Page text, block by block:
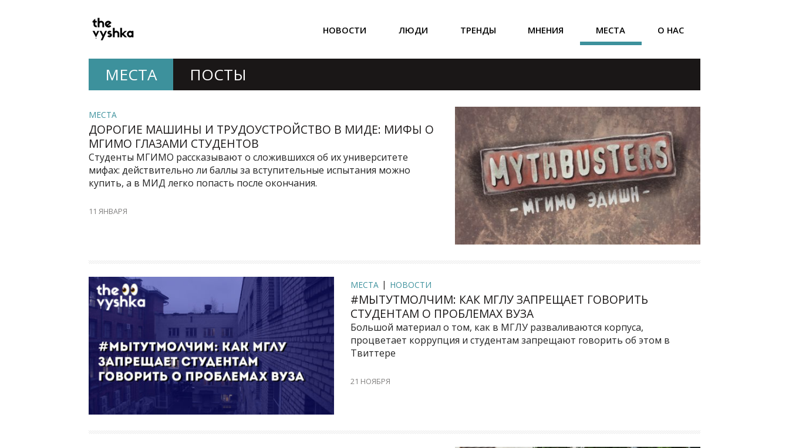
PRIMARY
NAVIGATION НОВОСТИ ЛЮДИ ТРЕНДЫ МНЕНИЯ МЕСТА О НАС
МЕСТА ПОСТЫ
МЕСТА
ДОРОГИЕ МАШИНЫ И ТРУДОУСТРОЙСТВО В МИДЕ: МИФЫ О
МГИМО ГЛАЗАМИ СТУДЕНТОВ
Студенты МГИМО рассказывают о сложившихся об их университете
мифах: действительно ли баллы за вступительные испытания можно
купить, а в МИД легко попасть после окончания.
11 ЯНВАРЯ
МЕСТА НОВОСТИ
#МЫТУТМОЛЧИМ: КАК МГЛУ ЗАПРЕЩАЕТ ГОВОРИТЬ
СТУДЕНТАМ О ПРОБЛЕМАХ ВУЗА
Большой материал о том, как в МГЛУ разваливаются корпуса,
процветает коррупция и студентам запрещают говорить об этом в
Твиттере
21 НОЯБРЯ